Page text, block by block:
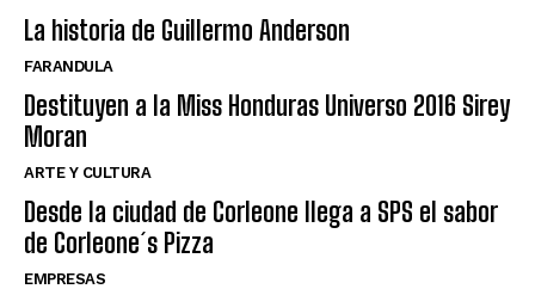
La historia de Guillermo Anderson
FARANDULA
Destituyen a la Miss Honduras Universo 2016 Sirey
Moran
ARTE Y CULTURA
Desde la ciudad de Corleone llega a SPS el sabor
de Corleone´s Pizza
EMPRESAS